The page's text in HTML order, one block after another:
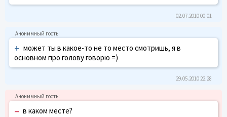
02.07.2010 00:01
+ может ты в какое-то не то место смотришь, я в
основном про голову говорю =)
29.05.2010 22:28
– в каком месте?